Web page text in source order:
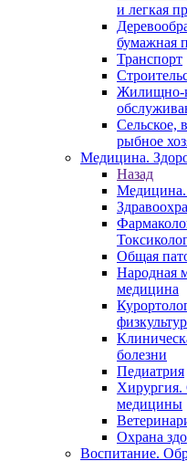
и легкая
бумажная
Транспорт
Жилищно-
Сельское,
рыбное
Медицина.
Назад
Медицина.
Общая
Народная
медицина
болезни
Педиатрия
Хирургия.
медицины
Охрана
Воспитание.